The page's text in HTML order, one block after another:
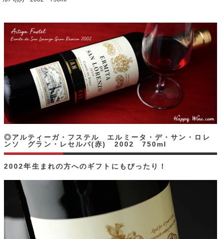
2002年生まれの方へのギフトにもぴったり！
◎アルティーガ・フステル エルミータ・デ・サン・ロレ
ンソ グラン・レセルバ(赤) 2002 750ml